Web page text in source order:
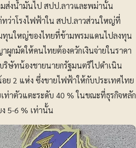
มส่งน้ำมันไป สปป.ลาวและพม่านั้น
ว่าโรงไฟฟ้าใน สปป.ลาวส่วนใหญ่ที่
ทุนใหญ่ของไทยที่ข้ามพรมแดนไปลงทุน
กมัดให้คนไทยต้องควักเงินจ่ายในราคา
ริษัทน้องชายนายกรัฐมนตรีไปดำเนิน
ย 2 แห่ง ซึ่งขายไฟฟ้าให้กับประเทศไทย
ท่าตัวแตะระดับ 40 % ในขณะที่ธุรกิจหลัก
5-6 % เท่านั้น